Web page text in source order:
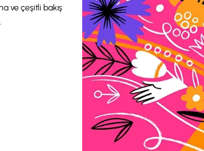
ve çeşitli bakış